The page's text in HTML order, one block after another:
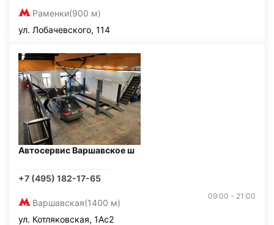
Раменки(900 м)
ул. Лобачевского, 114
Автосервис Варшавское ш
+7 (495) 182-17-65
Варшавская(1400 м)
09:00 - 21:00
ул. Котляковская, 1Ас2